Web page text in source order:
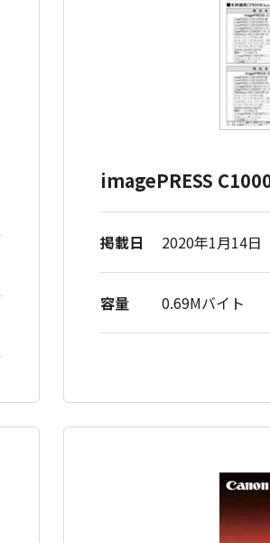
imagePRESS
掲載日 2020年1月14日
容量 0.69Mバイト